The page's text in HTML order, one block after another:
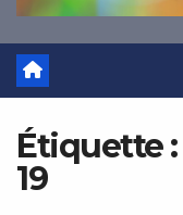
Étiquette :
19
Et recevez tous